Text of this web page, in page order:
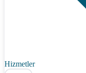
Hizmetler